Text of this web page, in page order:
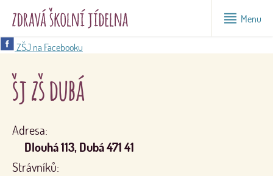
Menu
ZŠJ na Facebooku
šj zš dubá
Adresa:
Dlouhá 113, Dubá 471 41
Strávníků: